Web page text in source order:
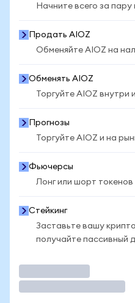
Начните всего за
Продать AIOZ
Обменяйте AIOZ на
Обменять AIOZ
Торгуйте AIOZ
Прогнозы
Торгуйте AIOZ и на
Фьючерсы
Лонг или шорт
Стейкинг
Заставьте вашу
получайте пассивный